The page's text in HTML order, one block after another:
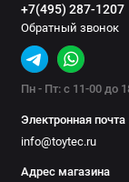
+7(495) 287-1207
Обратный звонок
Пн - Пт: с 11-00 до
Электронная почта
info@toytec.ru
Адрес магазина